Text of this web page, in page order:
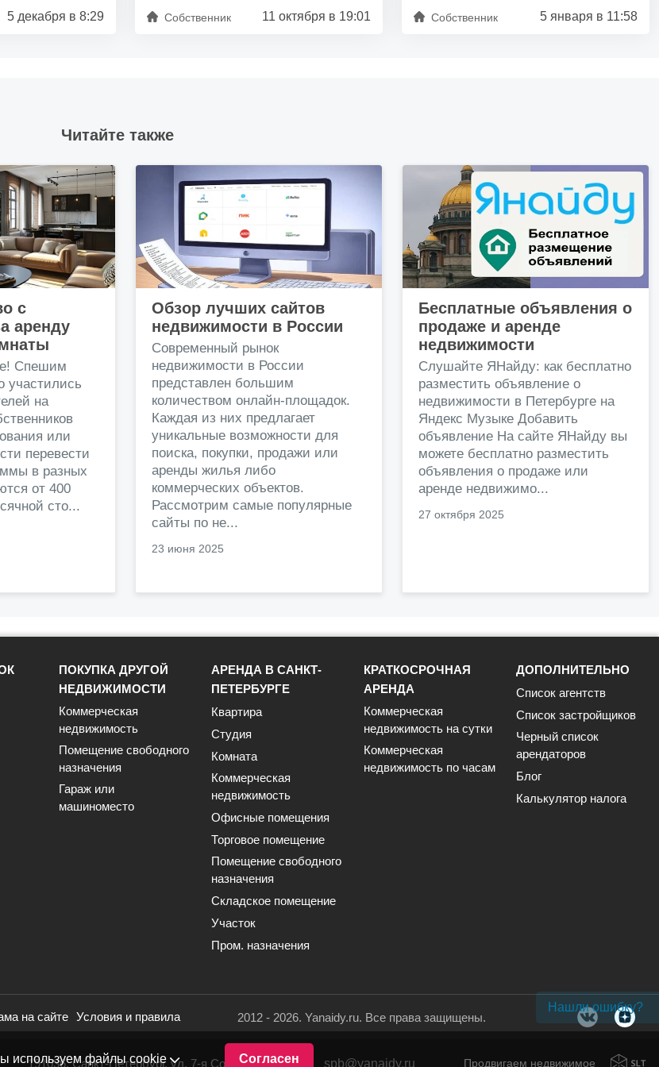
5 декабря в 8:29 Собственник 11 октября в 19:01 Собственник 5 января в 11:58
Читайте также
с
аренду
Спешим
участились
на
или
перевести
в разных
от 400
сто...
Обзор лучших сайтов
недвижимости в России
Современный рынок
недвижимости в России
представлен большим
количеством онлайн-площадок.
Каждая из них предлагает
уникальные возможности для
поиска, покупки, продажи или
аренды жилья либо
коммерческих объектов.
Рассмотрим самые популярные
сайты по не...
23 июня 2025
Бесплатные объявления о
продаже и аренде
недвижимости
Слушайте ЯНайду: как бесплатно
разместить объявление о
недвижимости в Петербурге на
Яндекс Музыке Добавить
объявление На сайте ЯНайду вы
можете бесплатно разместить
объявления о продаже или
аренде недвижимо...
27 октября 2025
используем файлы cookie Согласен
Нашли ошибку?
ПОКУПКА ДРУГОЙ
НЕДВИЖИМОСТИ
Коммерческая
недвижимость
Помещение свободного
назначения
Гараж или
машиноместо
АРЕНДА В САНКТ-
ПЕТЕРБУРГЕ
Квартира
Студия
Комната
Коммерческая
недвижимость
Офисные помещения
Торговое помещение
Помещение свободного
назначения
Складское помещение
Участок
Пром. назначения
КРАТКОСРОЧНАЯ
АРЕНДА
Коммерческая
недвижимость на сутки
Коммерческая
недвижимость по часам
ДОПОЛНИТЕЛЬНО
Список агентств
Список застройщиков
Черный список
арендаторов
Блог
Калькулятор налога
на сайте Условия и правила 2012 - 2026. Yanaidy.ru. Все права защищены.
191036, Санкт-Петербург, ул. 7-я Советская, 16 spb@yanaidy.ru Продвигаем недвижимое